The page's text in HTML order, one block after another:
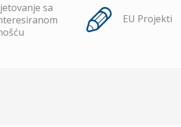
sa
EU Projekti